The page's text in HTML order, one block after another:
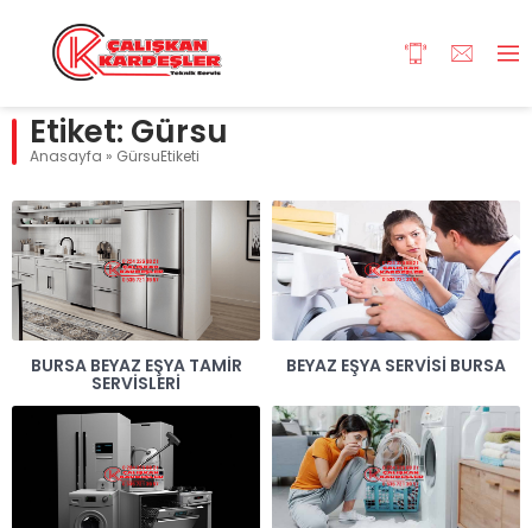
Etiket: Gürsu
Anasayfa » GürsuEtiketi
BURSA BEYAZ EŞYA TAMIR
SERVISLERI
BEYAZ EŞYA SERVISI BURSA